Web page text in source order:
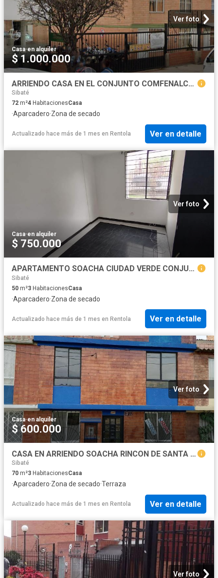
Ver foto
Casa·en alquiler
$ 1.000.000
ARRIENDO CASA EN EL CONJUNTO COMFENALCO PRIMAVERA BARRIO TINTAL TIERRA BUENA
Sibaté
72 m²4 HabitacionesCasa
·Aparcadero·Zona de secado
Actualizado hace más de 1 mes en Rentola Ver en detalle
Ver foto
Casa·en alquiler
$ 750.000
APARTAMENTO SOACHA CIUDAD VERDE CONJUNTO PALMA REAL
Sibaté
50 m²3 HabitacionesCasa
·Aparcadero·Zona de secado
Actualizado hace más de 1 mes en Rentola Ver en detalle
Ver foto
Casa·en alquiler
$ 600.000
CASA EN ARRIENDO SOACHA RINCON DE SANTA FE CERCA CIUDAD VERDE MERCURIO
Sibaté
70 m²3 HabitacionesCasa
·Aparcadero·Zona de secado·Terraza
Actualizado hace más de 1 mes en Rentola Ver en detalle
Ver foto